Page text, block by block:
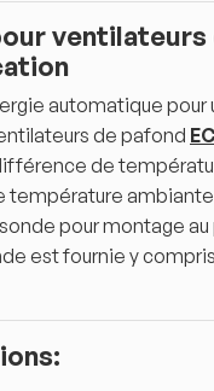
ventilateurs
automatique pour
de pafond
de
température
pour montage
est fournie y